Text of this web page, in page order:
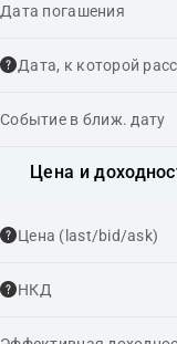
Дата погашения
Дата, к которой
Событие в ближ. дату
Цена и
Цена (last/bid/ask)
НКД